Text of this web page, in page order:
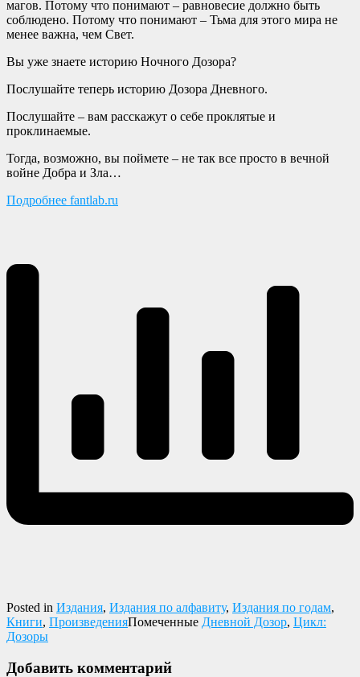
магов. Потому что понимают – равновесие должно быть
соблюдено. Потому что понимают – Тьма для этого мира не
менее важна, чем Свет.
Вы уже знаете историю Ночного Дозора?
Послушайте теперь историю Дозора Дневного.
Послушайте – вам расскажут о себе проклятые и
проклинаемые.
Тогда, возможно, вы поймете – не так все просто в вечной
войне Добра и Зла…
Подробнее fantlab.ru
Posted in Издания, Издания по алфавиту, Издания по годам,
Книги, ПроизведенияПомеченные Дневной Дозор, Цикл:
Дозоры
Добавить комментарий